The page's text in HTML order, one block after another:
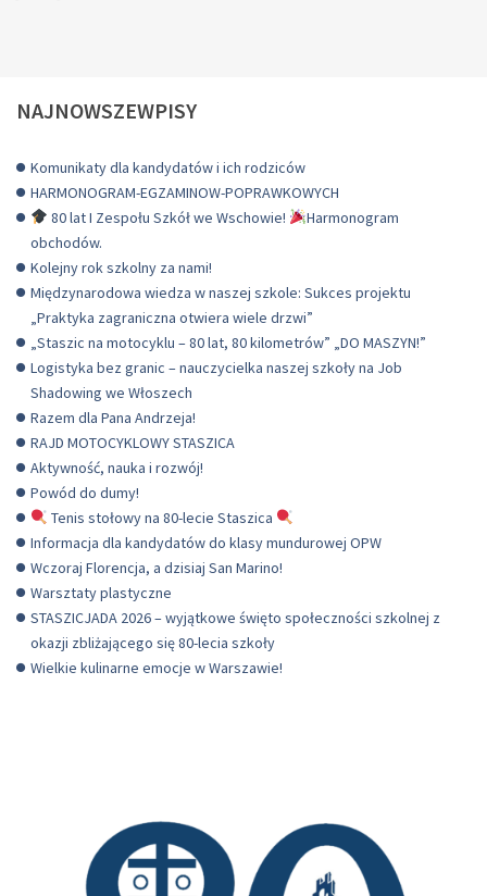
NAJNOWSZEWPISY
Komunikaty dla kandydatów i ich rodziców
HARMONOGRAM-EGZAMINOW-POPRAWKOWYCH
80 lat I Zespołu Szkół we Wschowie!
Harmonogram
obchodów.
Kolejny rok szkolny za nami!
Międzynarodowa wiedza w naszej szkole: Sukces projektu
„Praktyka zagraniczna otwiera wiele drzwi”
„Staszic na motocyklu – 80 lat, 80 kilometrów” „DO MASZYN!”
Logistyka bez granic – nauczycielka naszej szkoły na Job
Shadowing we Włoszech
Razem dla Pana Andrzeja!
RAJD MOTOCYKLOWY STASZICA
Aktywność, nauka i rozwój!
Powód do dumy!
Tenis stołowy na 80-lecie Staszica
Informacja dla kandydatów do klasy mundurowej OPW
Wczoraj Florencja, a dzisiaj San Marino!
Warsztaty plastyczne
STASZICJADA 2026 – wyjątkowe święto społeczności szkolnej z
okazji zbliżającego się 80-lecia szkoły
Wielkie kulinarne emocje w Warszawie!